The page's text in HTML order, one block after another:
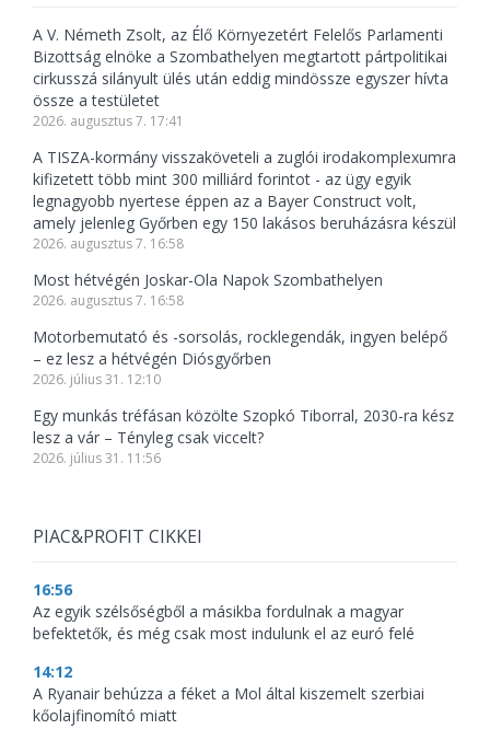
A V. Németh Zsolt, az Élő Környezetért Felelős Parlamenti
Bizottság elnöke a Szombathelyen megtartott pártpolitikai
cirkusszá silányult ülés után eddig mindössze egyszer hívta
össze a testületet
2026. augusztus 7. 17:41
A TISZA-kormány visszaköveteli a zuglói irodakomplexumra
kifizetett több mint 300 milliárd forintot - az ügy egyik
legnagyobb nyertese éppen az a Bayer Construct volt,
amely jelenleg Győrben egy 150 lakásos beruházásra készül
2026. augusztus 7. 16:58
Most hétvégén Joskar-Ola Napok Szombathelyen
2026. augusztus 7. 16:58
Motorbemutató és -sorsolás, rocklegendák, ingyen belépő
– ez lesz a hétvégén Diósgyőrben
2026. július 31. 12:10
Egy munkás tréfásan közölte Szopkó Tiborral, 2030-ra kész
lesz a vár – Tényleg csak viccelt?
2026. július 31. 11:56
PIAC&PROFIT CIKKEI
16:56
Az egyik szélsőségből a másikba fordulnak a magyar
befektetők, és még csak most indulunk el az euró felé
14:12
A Ryanair behúzza a féket a Mol által kiszemelt szerbiai
kőolajfinomító miatt